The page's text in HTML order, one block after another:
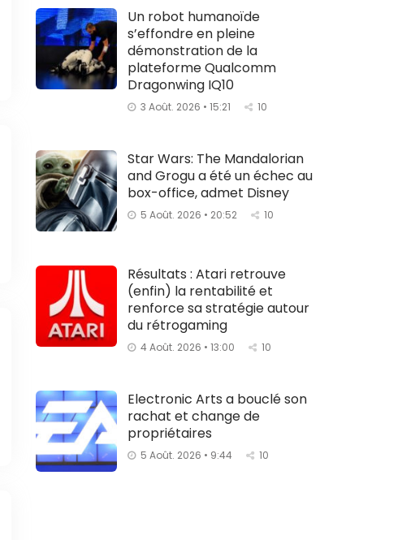
Un robot humanoïde
s’effondre en pleine
démonstration de la
plateforme Qualcomm
Dragonwing IQ10
3 Août. 2026 • 15:21 10
Star Wars: The Mandalorian
and Grogu a été un échec au
box-office, admet Disney
5 Août. 2026 • 20:52 10
Résultats : Atari retrouve
(enfin) la rentabilité et
renforce sa stratégie autour
du rétrogaming
4 Août. 2026 • 13:00 10
Electronic Arts a bouclé son
rachat et change de
propriétaires
5 Août. 2026 • 9:44 10